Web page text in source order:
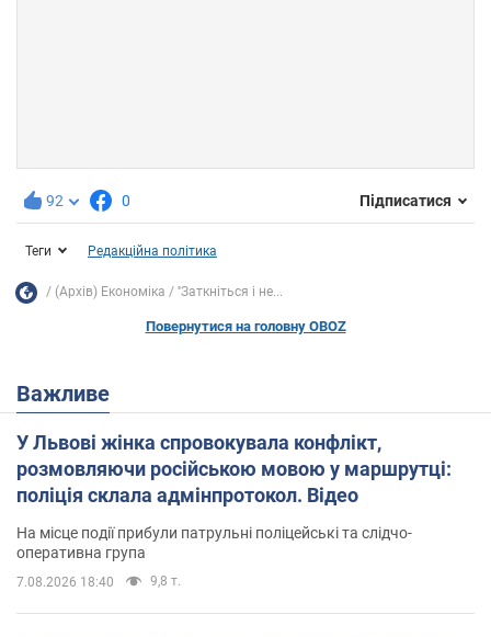
92 0 Підписатися
Теги Редакційна політика
(Архів) Економіка ''Заткніться і не...
Повернутися на головну OBOZ
Важливе
У Львові жінка спровокувала конфлікт,
розмовляючи російською мовою у маршрутці:
поліція склала адмінпротокол. Відео
На місце події прибули патрульні поліцейські та слідчо-
оперативна група
7.08.2026 18:40 9,8 т.